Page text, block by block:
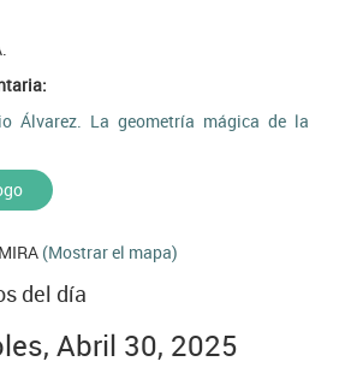
Álvarez. La geometría mágica de la
(Mostrar el mapa)
del día
Abril 30, 2025